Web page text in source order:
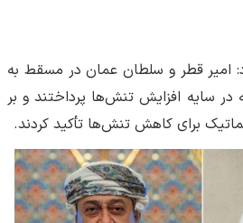
امیر قطر و سلطان عمان در مسقط به
سایه افزایش تنش‌ها پرداختند و بر
برای کاهش تنش‌ها تأکید کردند.